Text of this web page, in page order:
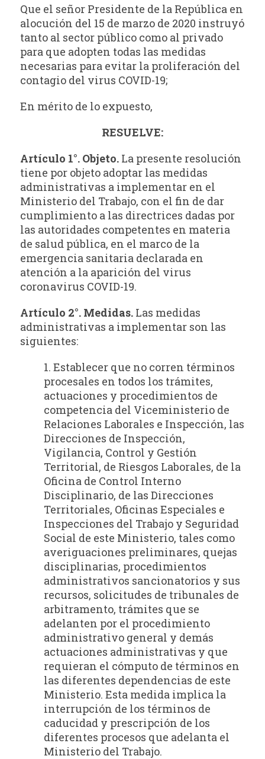
Que el señor Presidente de la República en
alocución del 15 de marzo de 2020 instruyó
tanto al sector público como al privado
para que adopten todas las medidas
necesarias para evitar la proliferación del
contagio del virus COVID-19;
En mérito de lo expuesto,
RESUELVE:
Artículo 1°. Objeto. La presente resolución
tiene por objeto adoptar las medidas
administrativas a implementar en el
Ministerio del Trabajo, con el fin de dar
cumplimiento a las directrices dadas por
las autoridades competentes en materia
de salud pública, en el marco de la
emergencia sanitaria declarada en
atención a la aparición del virus
coronavirus COVID-19.
Artículo 2°. Medidas. Las medidas
administrativas a implementar son las
siguientes:
1. Establecer que no corren términos
procesales en todos los trámites,
actuaciones y procedimientos de
competencia del Viceministerio de
Relaciones Laborales e Inspección, las
Direcciones de Inspección,
Vigilancia, Control y Gestión
Territorial, de Riesgos Laborales, de la
Oficina de Control Interno
Disciplinario, de las Direcciones
Territoriales, Oficinas Especiales e
Inspecciones del Trabajo y Seguridad
Social de este Ministerio, tales como
averiguaciones preliminares, quejas
disciplinarias, procedimientos
administrativos sancionatorios y sus
recursos, solicitudes de tribunales de
arbitramento, trámites que se
adelanten por el procedimiento
administrativo general y demás
actuaciones administrativas y que
requieran el cómputo de términos en
las diferentes dependencias de este
Ministerio. Esta medida implica la
interrupción de los términos de
caducidad y prescripción de los
diferentes procesos que adelanta el
Ministerio del Trabajo.